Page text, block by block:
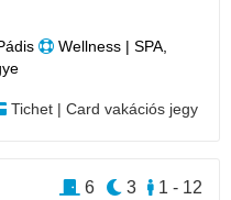
Wellness | SPA,
Tichet | Card vakációs jegy
1 - 12
3
6